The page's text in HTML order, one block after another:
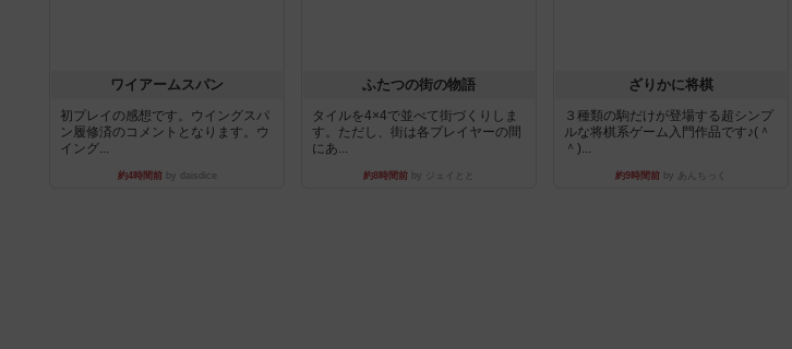
ワイアームスパン
初プレイの感想です。ウイングスパ
ン履修済のコメントとなります。ウ
イング...
約4時間前by daisdice
ふたつの街の物語
タイルを4×4で並べて街づくりしま
す。ただし、街は各プレイヤーの間
にあ...
約8時間前 by ジェイとと
ざりかに将棋
３種類の駒だけが登場する超シンプ
ルな将棋系ゲーム入門作品です♪(＾
＾)...
約9時間前 by あんちっく